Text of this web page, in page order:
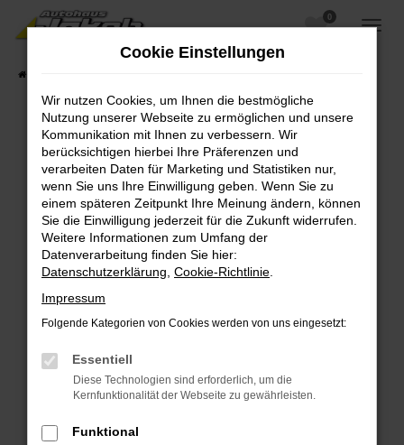
Zum
Hauptinhalt
0
Fehler: Network Error
Beim Laden ist ein Fehler aufgetreten.
Hier sind ein paar Tipps, die dir helfen können:
Überprüfe deine Firewall und deine
Internetverbindung.
Laden andere Webseiten, zum Beispiel deine
Suchmaschine?
Prüfe deine Browsererweiterungen.
Manche Erweiterungen, wie Werbeblocker,
können das Laden bestimmter Seiten
verhindern. Funktioniert die Seite in einem
Fenster?
Cookie Einstellungen
Wir nutzen Cookies, um Ihnen die bestmögliche
Nutzung unserer Webseite zu ermöglichen und unsere
Kommunikation mit Ihnen zu verbessern. Wir
berücksichtigen hierbei Ihre Präferenzen und
verarbeiten Daten für Marketing und Statistiken nur,
wenn Sie uns Ihre Einwilligung geben. Wenn Sie zu
einem späteren Zeitpunkt Ihre Meinung ändern, können
Sie die Einwilligung jederzeit für die Zukunft widerrufen.
Weitere Informationen zum Umfang der
Datenverarbeitung finden Sie hier:
Datenschutzerklärung Cookie-Richtlinie
Impressum
Folgende Kategorien von Cookies werden von uns eingesetzt:
Essentiell
Diese Technologien sind erforderlich, um die
Kernfunktionalität der Webseite zu gewährleisten.
Funktional